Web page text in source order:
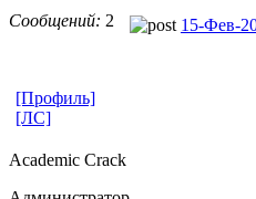
Сообщений: 2 15-Фев-
[Профиль]
[ЛС]
Academic Crack